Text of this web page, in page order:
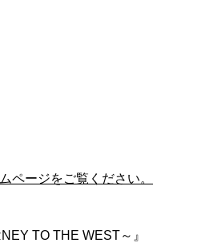
ージをご覧ください。
TO THE WEST～』